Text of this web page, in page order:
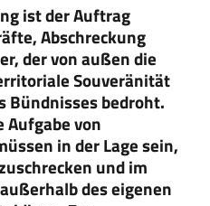
ist der Auftrag
Abschreckung
der von außen die
Souveränität
Bündnisses bedroht.
Aufgabe von
in der Lage sein,
und im
des eigenen